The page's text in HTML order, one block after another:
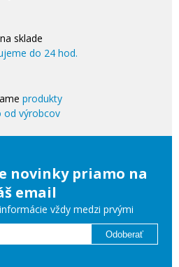
sklade
do 24 hod.
produkty
od výrobcov
novinky priamo na
email
vždy medzi prvými
Odoberať